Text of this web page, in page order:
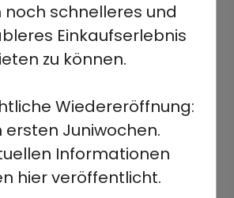
noch schnelleres und
Einkaufserlebnis
zu können.
Wiedereröffnung:
ersten Juniwochen.
Informationen
hier veröffentlicht.